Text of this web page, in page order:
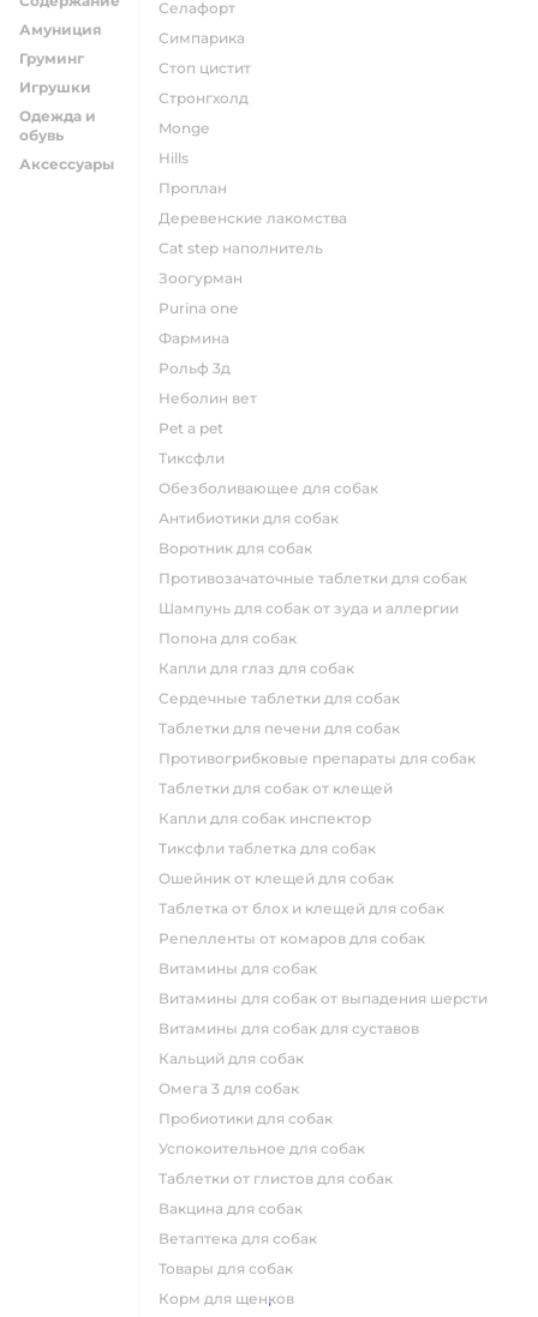
Амуниция
Груминг
Игрушки
Одежда и
обувь
Аксессуары
селафорт
симпарика
стоп цистит
стронгхолд
monge
hills
проплан
деревенские лакомства
cat step наполнитель
зоогурман
purina one
фармина
рольф 3д
неболин вет
pet a pet
тиксфли
обезболивающее для собак
антибиотики для собак
воротник для собак
противозачаточные таблетки для собак
шампунь для собак от зуда и аллергии
попона для собак
капли для глаз для собак
сердечные таблетки для собак
таблетки для печени для собак
противогрибковые препараты для собак
таблетки для собак от клещей
капли для собак инспектор
тиксфли таблетка для собак
ошейник от клещей для собак
таблетка от блох и клещей для собак
репелленты от комаров для собак
витамины для собак
витамины для собак от выпадения шерсти
витамины для собак для суставов
кальций для собак
омега 3 для собак
пробиотики для собак
успокоительное для собак
таблетки от глистов для собак
вакцина для собак
ветаптека для собак
товары для собак
корм для щенков